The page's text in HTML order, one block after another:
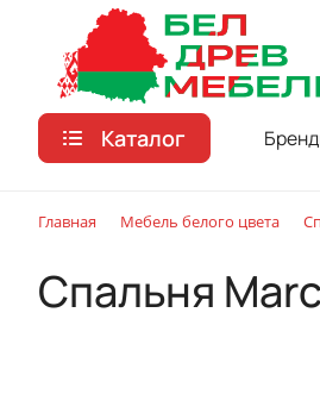
Каталог
Главная Мебель белого цвета
Спальня